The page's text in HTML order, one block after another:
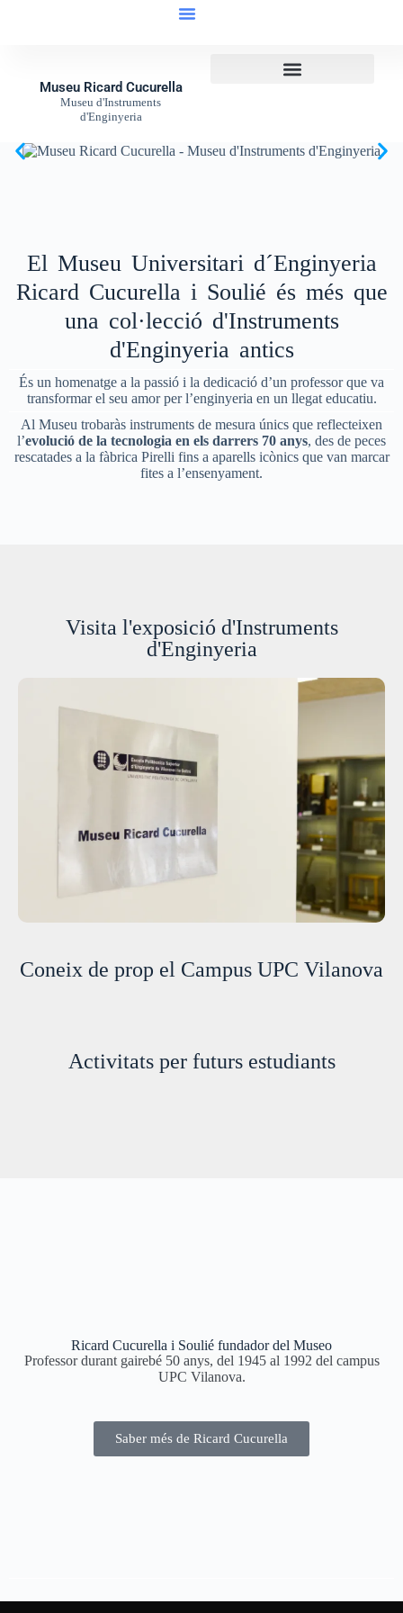
Museu Ricard Cucurella
Museu d'Instruments
d'Enginyeria
El Museu Universitari d´Enginyeria
Ricard Cucurella i Soulié és més que
una col·lecció d'Instruments
d'Enginyeria antics
És un homenatge a la passió i la dedicació d’un professor que va
transformar el seu amor per l’enginyeria en un llegat educatiu.
Al Museu trobaràs instruments de mesura únics que reflecteixen
l’evolució de la tecnologia en els darrers 70 anys, des de peces
rescatades a la fàbrica Pirelli fins a aparells icònics que van marcar
fites a l’ensenyament.
Visita l'exposició d'Instruments
d'Enginyeria
Coneix de prop el Campus UPC Vilanova
Activitats per futurs estudiants
Ricard Cucurella i Soulié fundador del Museo
Professor durant gairebé 50 anys, del 1945 al 1992 del campus
UPC Vilanova.
Saber més de Ricard Cucurella